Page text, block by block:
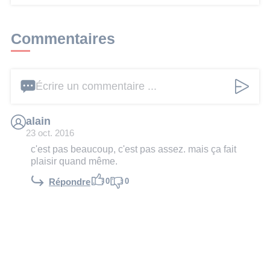
Commentaires
Écrire un commentaire ...
alain
23 oct. 2016
c'est pas beaucoup, c'est pas assez. mais ça fait
plaisir quand même.
Répondre 0 0